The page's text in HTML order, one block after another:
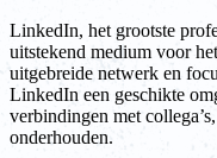
LinkedIn, het grootste
uitstekend medium voor
uitgebreide netwerk en
LinkedIn een geschikte
verbindingen met
onderhouden.